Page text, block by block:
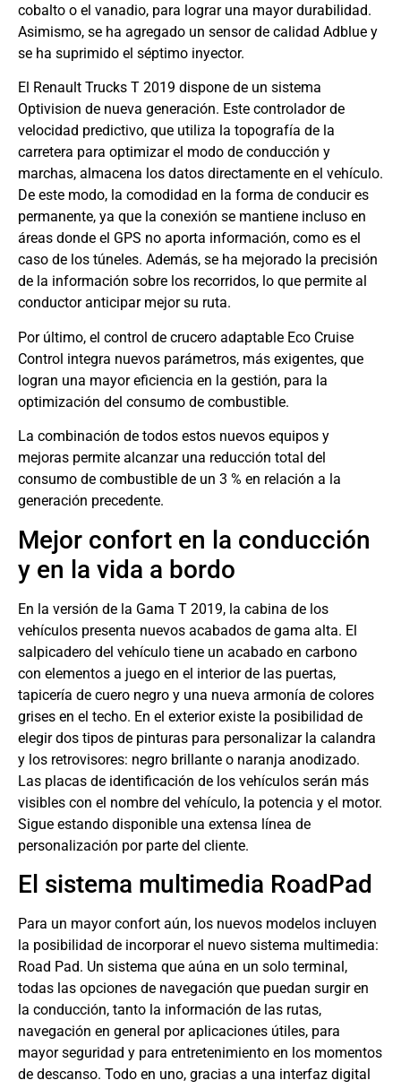
cobalto o el vanadio, para lograr una mayor durabilidad.
Asimismo, se ha agregado un sensor de calidad Adblue y
se ha suprimido el séptimo inyector.
El Renault Trucks T 2019 dispone de un sistema
Optivision de nueva generación. Este controlador de
velocidad predictivo, que utiliza la topografía de la
carretera para optimizar el modo de conducción y
marchas, almacena los datos directamente en el vehículo.
De este modo, la comodidad en la forma de conducir es
permanente, ya que la conexión se mantiene incluso en
áreas donde el GPS no aporta información, como es el
caso de los túneles. Además, se ha mejorado la precisión
de la información sobre los recorridos, lo que permite al
conductor anticipar mejor su ruta.
Por último, el control de crucero adaptable Eco Cruise
Control integra nuevos parámetros, más exigentes, que
logran una mayor eficiencia en la gestión, para la
optimización del consumo de combustible.
La combinación de todos estos nuevos equipos y
mejoras permite alcanzar una reducción total del
consumo de combustible de un 3 % en relación a la
generación precedente.
Mejor confort en la conducción
y en la vida a bordo
En la versión de la Gama T 2019, la cabina de los
vehículos presenta nuevos acabados de gama alta. El
salpicadero del vehículo tiene un acabado en carbono
con elementos a juego en el interior de las puertas,
tapicería de cuero negro y una nueva armonía de colores
grises en el techo. En el exterior existe la posibilidad de
elegir dos tipos de pinturas para personalizar la calandra
y los retrovisores: negro brillante o naranja anodizado.
Las placas de identificación de los vehículos serán más
visibles con el nombre del vehículo, la potencia y el motor.
Sigue estando disponible una extensa línea de
personalización por parte del cliente.
El sistema multimedia RoadPad
Para un mayor confort aún, los nuevos modelos incluyen
la posibilidad de incorporar el nuevo sistema multimedia:
Road Pad. Un sistema que aúna en un solo terminal,
todas las opciones de navegación que puedan surgir en
la conducción, tanto la información de las rutas,
navegación en general por aplicaciones útiles, para
mayor seguridad y para entretenimiento en los momentos
de descanso. Todo en uno, gracias a una interfaz digital